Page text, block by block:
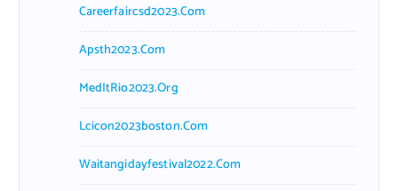
Careerfaircsd2023.com
Apsth2023.com
MedItRio2023.org
Lcicon2023boston.com
Waitangidayfestival2022.com